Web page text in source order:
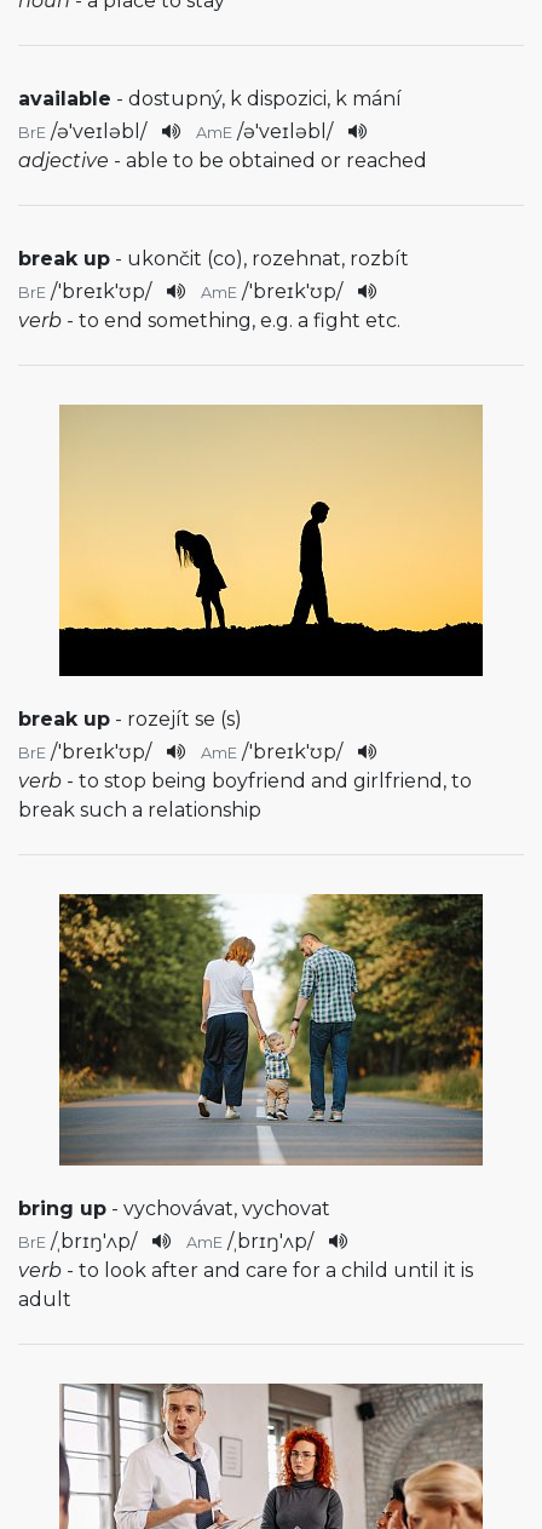
available - dostupný, k dispozici, k mání
BrE /ə'veɪləbl / AmE /ə'veɪləbl /
adjective - able to be obtained or reached
break up - ukončit (co), rozehnat, rozbít
BrE /'breɪk'ʊp/ AmE /'breɪk'ʊp/
verb - to end something, e.g. a fight etc.
break up - rozejít se (s)
BrE /'breɪk'ʊp/ AmE /'breɪk'ʊp/
verb - to stop being boyfriend and girlfriend, to
break such a relationship
bring up - vychovávat, vychovat
BrE /ˌbrɪŋ'ʌp/ AmE /ˌbrɪŋ'ʌp/
verb - to look after and care for a child until it is
adult